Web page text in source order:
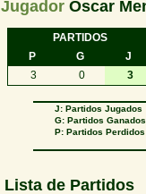
Jugador Oscar
PARTIDOS
P
G
J
3
0 3
J: Partidos Jugados
G: Partidos
P: Partidos Perdidos
Lista de Partidos